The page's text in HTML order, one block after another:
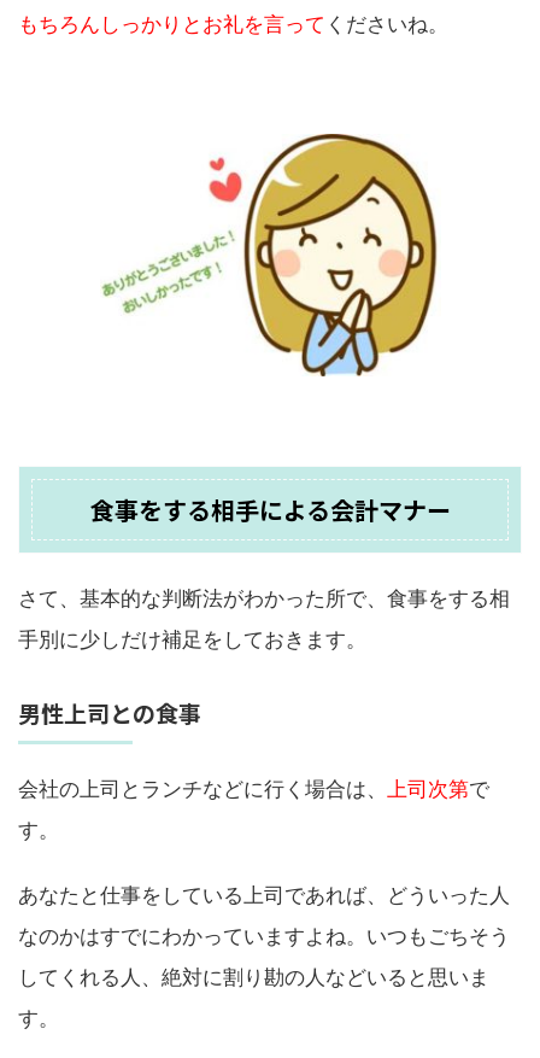
もちろんしっかりとお礼を言って くださいね。
食事をする相手による会計マナー
さて、基本的な判断法がわかった所で、食事をする相
手別に少しだけ補足をしておきます。
男性上司との食事
会社の上司とランチなどに行く場合は、 上司次第で
す。
あなたと仕事をしている上司であれば、どういった人
なのかはすでにわかっていますよね。いつもごちそう
してくれる人、絶対に割り勘の人などいると思いま
す。